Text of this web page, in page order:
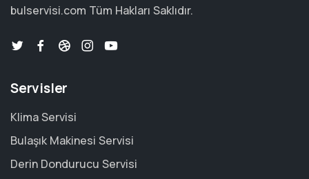
bulservisi.com Tüm Hakları Saklıdır.
Servisler
Klima Servisi
Bulaşık Makinesi Servisi
Derin Dondurucu Servisi